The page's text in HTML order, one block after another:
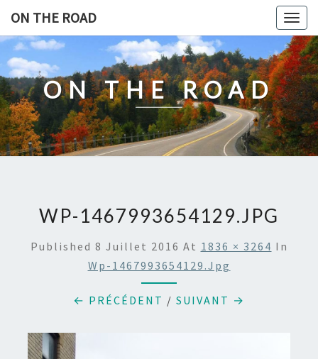
content
ON THE ROAD
ON THE ROAD
WP-1467993654129.JPG
Published 8 Juillet 2016 At 1836 × 3264 In
Wp-1467993654129.jpg
← PRÉCÉDENT / SUIVANT →